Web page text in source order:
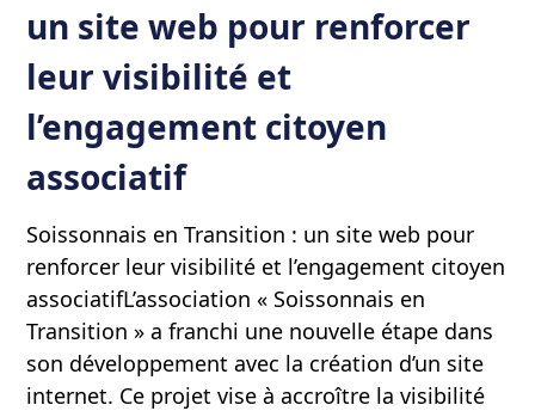
un site web pour renforcer
leur visibilité et
l’engagement citoyen
associatif
Soissonnais en Transition : un site web pour
renforcer leur visibilité et l’engagement citoyen
associatifL’association « Soissonnais en
Transition » a franchi une nouvelle étape dans
son développement avec la création d’un site
internet. Ce projet vise à accroître la visibilité